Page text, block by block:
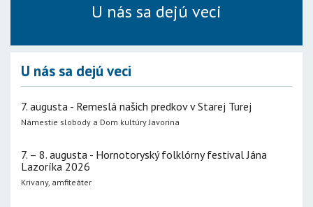
U nás sa dejú veci
U nás sa dejú veci
7. augusta - Remeslá našich predkov v Starej Turej
Námestie slobody a Dom kultúry Javorina
7. – 8. augusta - Hornotoryský folklórny festival Jána
Lazoríka 2026
Krivany, amfiteáter